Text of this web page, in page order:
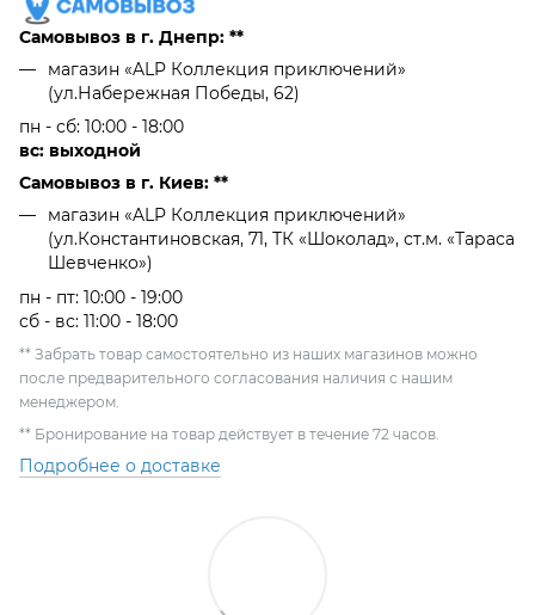
Самовывоз в г. Днепр: **
магазин «ALP Коллекция приключений»
(ул.Набережная Победы, 62)
пн - сб: 10:00 - 18:00
вс: выходной
Самовывоз в г. Киев: **
магазин «ALP Коллекция приключений»
(ул.Константиновская, 71, ТК «Шоколад», ст.м. «Тараса
Шевченко»)
пн - пт: 10:00 - 19:00
сб - вс: 11:00 - 18:00
** Забрать товар самостоятельно из наших магазинов можно
после предварительного согласования наличия с нашим
менеджером.
** Бронирование на товар действует в течение 72 часов.
Подробнее о доставке